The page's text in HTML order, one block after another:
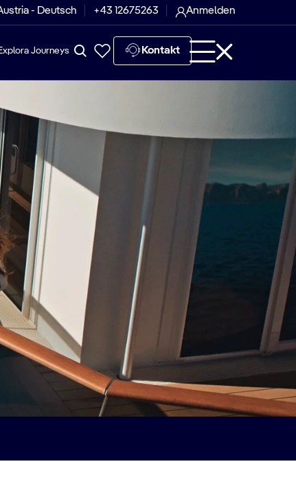
- Deutsch +43 12675263 Anmelden
Journeys Kontakt